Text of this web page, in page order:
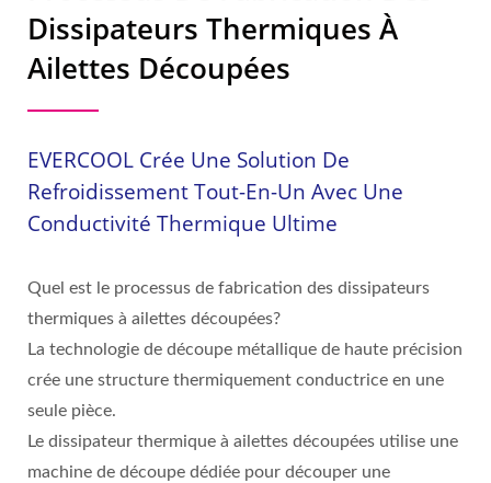
Dissipateurs Thermiques À
Ailettes Découpées
EVERCOOL Crée Une Solution De
Refroidissement Tout-En-Un Avec Une
Conductivité Thermique Ultime
Quel est le processus de fabrication des dissipateurs
thermiques à ailettes découpées?
La technologie de découpe métallique de haute précision
crée une structure thermiquement conductrice en une
seule pièce.
Le dissipateur thermique à ailettes découpées utilise une
machine de découpe dédiée pour découper une